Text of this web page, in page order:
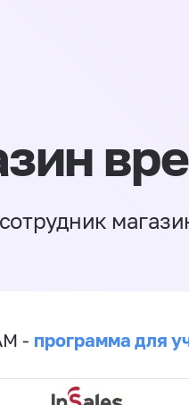
- программа для